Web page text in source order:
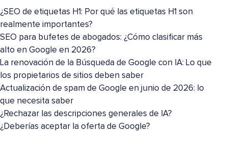
¿SEO de etiquetas H1: Por qué las etiquetas H1 son
realmente importantes?
SEO para bufetes de abogados: ¿Cómo clasificar más
alto en Google en 2026?
La renovación de la Búsqueda de Google con IA: Lo que
los propietarios de sitios deben saber
Actualización de spam de Google en junio de 2026: lo
que necesita saber
¿Rechazar las descripciones generales de IA?
¿Deberías aceptar la oferta de Google?